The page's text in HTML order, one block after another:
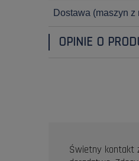
Dostawa (maszyn z
OPINIE O
Świetny kontakt